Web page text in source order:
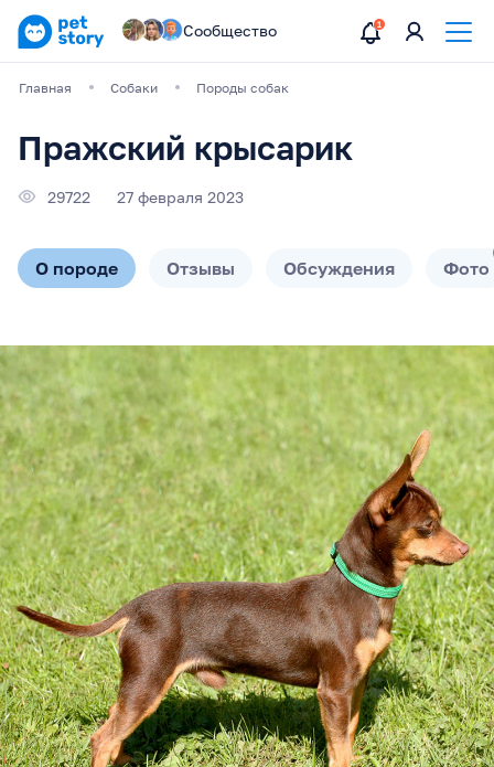
Сообщество
Главная Собаки Породы собак
Пражский крысарик
29722 27 февраля 2023
О породе Отзывы Обсуждения Фото